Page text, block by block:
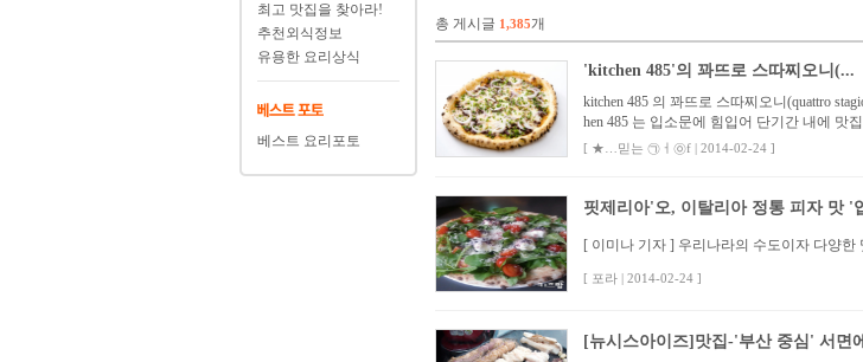
최고 맛집을 찾아라!
추천외식정보
유용한 요리상식
베스트 요리포토
총 게시글 1,385개
'kitchen 485'의 꽈뜨로 스따찌오니(...
kitchen 485 의 꽈뜨로 스따찌오니(quattro
hen 485 는 입소문에 힘입어 단기간 내에 맛
[ ★…믿는 ㉠ㅓ㉧f | 2014-02-24 ]
핏제리아'오, 이탈리아 정통 피자 맛 '
[ 이미나 기자 ] 우리나라의 수도이자 다양한
[ 포라 | 2014-02-24 ]
[뉴시스아이즈]맛집-'부산 중심' 서면